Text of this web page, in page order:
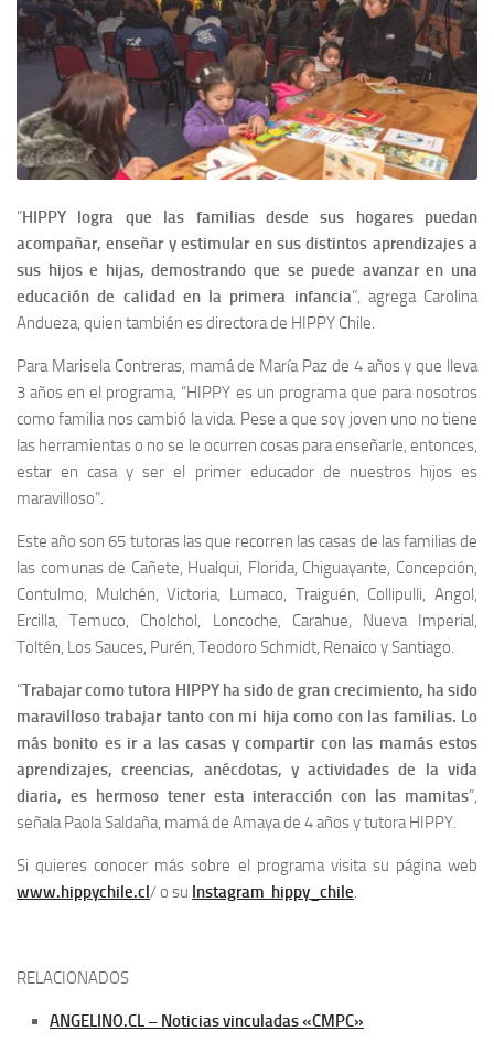
“HIPPY logra que las familias desde sus hogares puedan
acompañar, enseñar y estimular en sus distintos aprendizajes a
sus hijos e hijas, demostrando que se puede avanzar en una
educación de calidad en la primera infancia”, agrega Carolina
Andueza, quien también es directora de HIPPY Chile.
Para Marisela Contreras, mamá de María Paz de 4 años y que lleva
3 años en el programa, “HIPPY es un programa que para nosotros
como familia nos cambió la vida. Pese a que soy joven uno no tiene
las herramientas o no se le ocurren cosas para enseñarle, entonces,
estar en casa y ser el primer educador de nuestros hijos es
maravilloso”.
Este año son 65 tutoras las que recorren las casas de las familias de
las comunas de Cañete, Hualqui, Florida, Chiguayante, Concepción,
Contulmo, Mulchén, Victoria, Lumaco, Traiguén, Collipulli, Angol,
Ercilla, Temuco, Cholchol, Loncoche, Carahue, Nueva Imperial,
Toltén, Los Sauces, Purén, Teodoro Schmidt, Renaico y Santiago.
“Trabajar como tutora HIPPY ha sido de gran crecimiento, ha sido
maravilloso trabajar tanto con mi hija como con las familias. Lo
más bonito es ir a las casas y compartir con las mamás estos
aprendizajes, creencias, anécdotas, y actividades de la vida
diaria, es hermoso tener esta interacción con las mamitas”,
señala Paola Saldaña, mamá de Amaya de 4 años y tutora HIPPY.
Si quieres conocer más sobre el programa visita su página web
www.hippychile.cl/ o su Instagram hippy_chile.
RELACIONADOS
ANGELINO.CL – Noticias vinculadas «CMPC»